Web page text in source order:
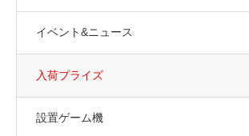
イベント&ニュース
入荷プライズ
設置ゲーム機